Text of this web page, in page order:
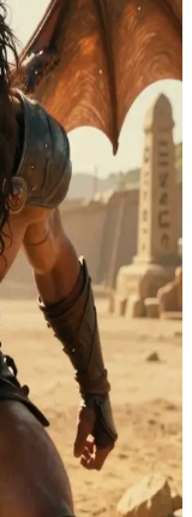
för Nattens hov.
han tränar med på
sparring och